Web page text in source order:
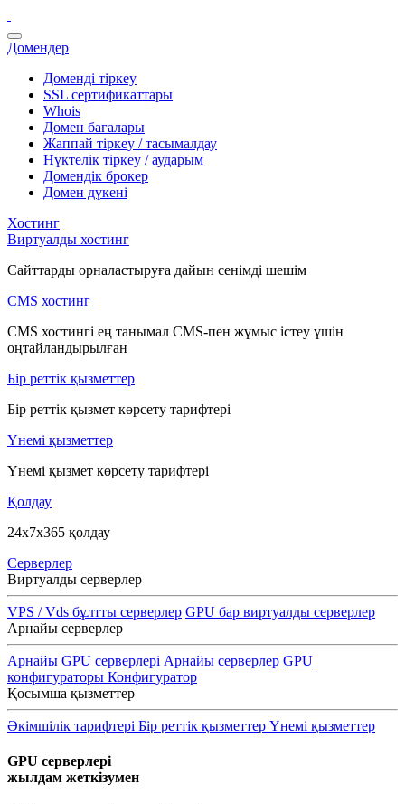
Домендер
Доменді тіркеу
SSL сертификаттары
Whois
Домен бағалары
Жаппай тіркеу / тасымалдау
Нүктелік тіркеу / аударым
Домендік брокер
Домен дүкені
Хостинг
Виртуалды хостинг
Сайттарды орналастыруға дайын сенімді шешім
CMS хостинг
CMS хостингі ең танымал CMS-пен жұмыс істеу үшін
оңтайландырылған
Бір реттік қызметтер
Бір реттік қызмет көрсету тарифтері
Үнемі қызметтер
Үнемі қызмет көрсету тарифтері
Қолдау
24x7x365 қолдау
Серверлер
Виртуалды серверлер
VPS / Vds бұлтты серверлер GPU бар виртуалды серверлер
Арнайы серверлер
Арнайы GPU серверлері Арнайы серверлер GPU
конфигураторы Конфигуратор
Қосымша қызметтер
Әкімшілік тарифтері Бір реттік қызметтер Үнемі қызметтер
GPU серверлері
жылдам жеткізумен